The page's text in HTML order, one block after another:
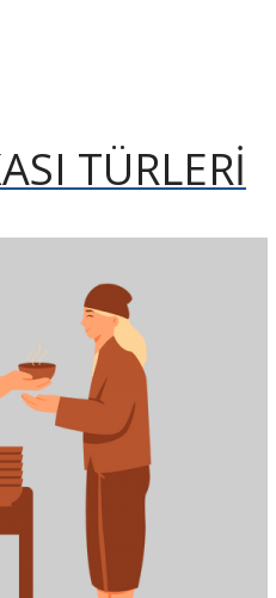
TÜRLERİ